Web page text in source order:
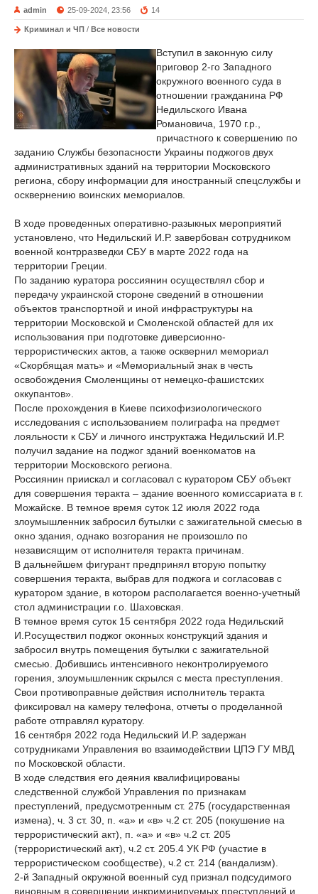
admin 25-09-2024, 23:56 14
Криминал и ЧП / Все новости
Вступил в законную силу
приговор 2-го Западного
окружного военного суда в
отношении гражданина РФ
Недильского Ивана
Романовича, 1970 г.р.,
причастного к совершению по
заданию Службы безопасности Украины поджогов двух
административных зданий на территории Московского
региона, сбору информации для иностранный спецслужбы и
осквернению воинских мемориалов.
В ходе проведенных оперативно-разыкных мероприятий
установлено, что Недильский И.Р. завербован сотрудником
военной контрразведки СБУ в марте 2022 года на
территории Греции.
По заданию куратора россиянин осуществлял сбор и
передачу украинской стороне сведений в отношении
объектов транспортной и иной инфраструктуры на
территории Московской и Смоленской областей для их
использования при подготовке диверсионно-
террористических актов, а также осквернил мемориал
«Скорбящая мать» и «Мемориальный знак в честь
освобождения Смоленщины от немецко-фашистских
оккупантов».
После прохождения в Киеве психофизиологического
исследования с использованием полиграфа на предмет
лояльности к СБУ и личного инструктажа Недильский И.Р.
получил задание на поджог зданий военкоматов на
территории Московского региона.
Россиянин приискал и согласовал с куратором СБУ объект
для совершения теракта – здание военного комиссариата в г.
Можайске. В темное время суток 12 июля 2022 года
злоумышленник забросил бутылки с зажигательной смесью в
окно здания, однако возгорания не произошло по
независящим от исполнителя теракта причинам.
В дальнейшем фигурант предпринял вторую попытку
совершения теракта, выбрав для поджога и согласовав с
куратором здание, в котором располагается военно-учетный
стол администрации г.о. Шаховская.
В темное время суток 15 сентября 2022 года Недильский
И.Р.осуществил поджог оконных конструкций здания и
забросил внутрь помещения бутылки с зажигательной
смесью. Добившись интенсивного неконтролируемого
горения, злоумышленник скрылся с места преступления.
Свои противоправные действия исполнитель теракта
фиксировал на камеру телефона, отчеты о проделанной
работе отправлял куратору.
16 сентября 2022 года Недильский И.Р. задержан
сотрудниками Управления во взаимодействии ЦПЭ ГУ МВД
по Московской области.
В ходе следствия его деяния квалифицированы
следственной службой Управления по признакам
преступлений, предусмотренным ст. 275 (государственная
измена), ч. 3 ст. 30, п. «а» и «в» ч.2 ст. 205 (покушение на
террористический акт), п. «а» и «в» ч.2 ст. 205
(террористический акт), ч.2 ст. 205.4 УК РФ (участие в
террористическом сообществе), ч.2 ст. 214 (вандализм).
2-й Западный окружной военный суд признал подсудимого
виновным в совершении инкриминируемых преступлений и